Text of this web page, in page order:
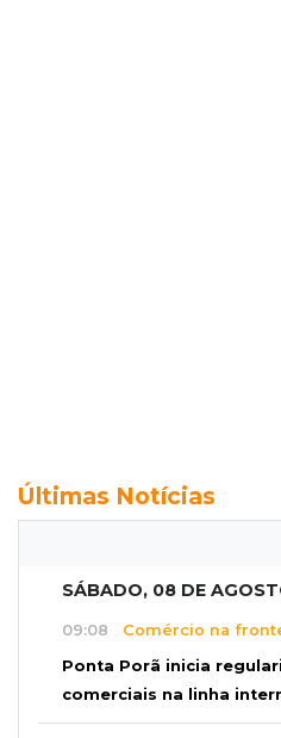
Últimas Notícias
SÁBADO, 08 DE
09:08 Comércio na
Ponta Porã inicia
comerciais na linha